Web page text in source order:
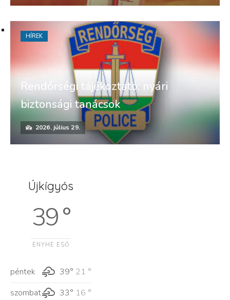
Rendőrségi tájékoztató: nyári
biztonsági tanácsok
2026. július 29.
HÍREK
Újkígyós
39 °
ENYHE ESŐ
péntek 39° 21 °
szombat
33° 16 °